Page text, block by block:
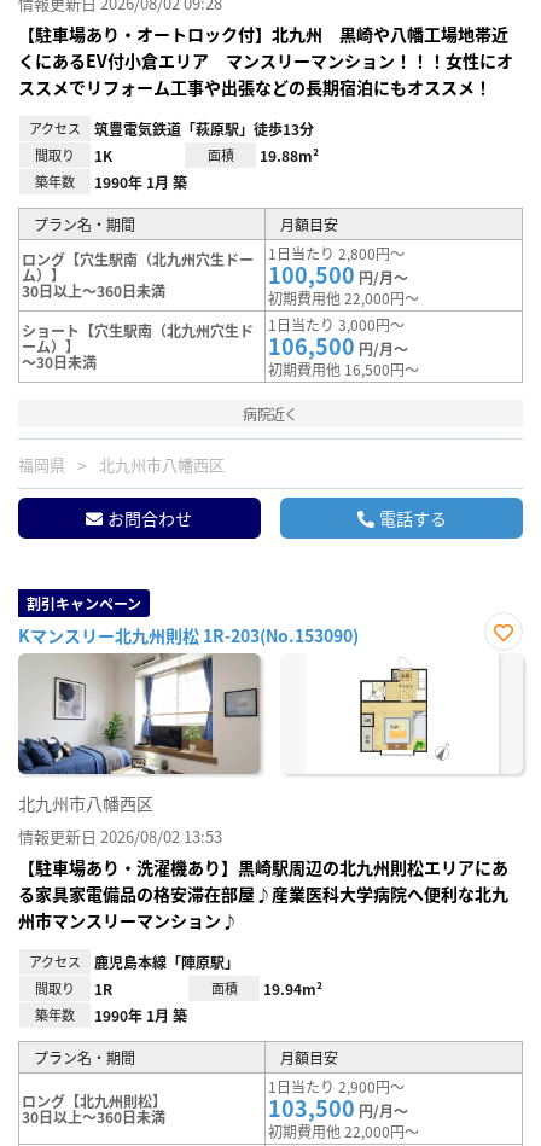
【駐車場あり・オートロック付】北九州 黒崎や八幡工場地帯近
くにあるEV付小倉エリア マンスリーマンション！！！女性にオ
ススメでリフォーム工事や出張などの長期宿泊にもオススメ！
アクセス 筑豊電気鉄道「萩原駅」徒歩13分
間取り 1K 面積 19.88m²
築年数 1990年 1月 築
プラン名・期間
月額目安
ロング【穴生駅南（北九州穴生ドー
ム）】
30日以上～360日未満
1日当たり 2,800円～
100,500 円/月～
初期費用他 22,000円～
ショート【穴生駅南（北九州穴生ド
ーム）】
～30日未満
1日当たり 3,000円～
106,500 円/月～
初期費用他 16,500円～
病院近く
福岡県 北九州市八幡西区
お問合わせ 電話する
割引キャンペーン
Kマンスリー北九州則松 1R-203(No.153090)
お気
北九州市八幡西区
情報更新日 2026/08/02 13:53
【駐車場あり・洗濯機あり】黒崎駅周辺の北九州則松エリアにあ
る家具家電備品の格安滞在部屋♪産業医科大学病院へ便利な北九
州市マンスリーマンション♪
アクセス 鹿児島本線「陣原駅」
間取り 1R 面積 19.94m²
築年数 1990年 1月 築
プラン名・期間 月額目安
ロング【北九州則松】
30日以上～360日未満
1日当たり 2,900円～
103,500 円/月～
初期費用他 22,000円～